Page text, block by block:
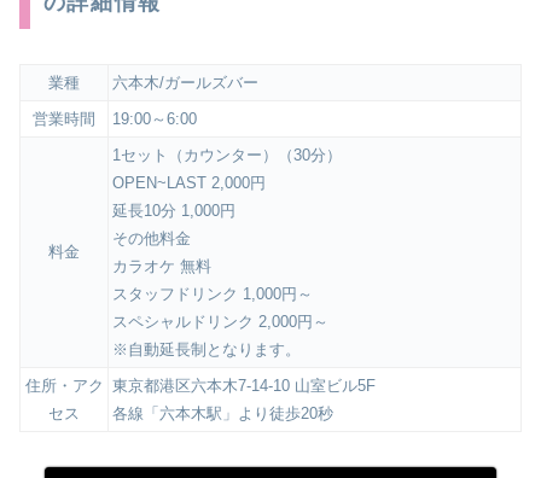
業種
六本木/ガールズバー
営業時間
19:00～6:00
料金
1セット（カウンター）（30分）
OPEN~LAST 2,000円
延長10分 1,000円
その他料金
カラオケ 無料
スタッフドリンク 1,000円～
スペシャルドリンク 2,000円～
※自動延長制となります。
住所・アク
セス
東京都港区六本木7-14-10 山室ビル5F
各線「六本木駅」より徒歩20秒